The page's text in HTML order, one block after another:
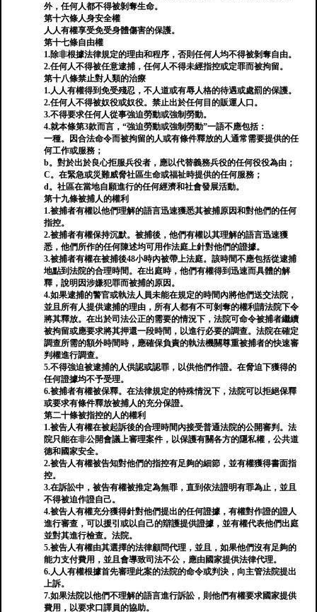
外，任何人都不得被剝奪生命。
第十六條人身安全權
人人有權享受免受身體傷害的保護。
第十七條自由權
1.除非根據法律規定的理由和程序，否則任何人均不得被剝奪自由。
2.任何人不得被任意逮捕，任何人不得未經指控或定罪而被拘留。
第十八條禁止對人類的治療
1.人人有權得到免受殘忍，不人道或有辱人格的待遇或處罰的保護。
2.任何人不得被奴役或奴役。禁止出於任何目的販運人口。
3.不得要求任何人從事強迫勞動或強制勞動。
4.就本條第3款而言，“強迫勞動或強制勞動”一語不應包括：
一種。因合法命令而被拘留的人或有條件釋放的人通常需要提供的任
何工作或服務；
b。對於出於良心拒服兵役者，應以代替義務兵役的任何役役為由；
C。在緊急或災難威脅社區生命或福祉時提供的任何服務；
d。社區在當地自願進行的任何經濟和社會發展活動。
第十九條被捕人的權利
1.被捕者有權以他們理解的語言迅速獲悉其被捕原因和對他們的任何
指控。
2.被捕者有權保持沉默。被捕後，他們有權以其理解的語言迅速獲
悉，他們所作的任何陳述均可用作法庭上針對他們的證據。
3.被捕者有權在被捕後48小時內被帶上法庭。該時間不應包括從逮捕
地點到法院的合理時間。在出庭時，他們有權得到迅速而具體的解
釋，說明因涉嫌犯罪而被捕的原因。
4.如果逮捕的警官或執法人員未能在規定的時間內將他們送交法院，
並且所有人提供逮捕的理由，所有人都有不可剝奪的權利請法院下令
將其釋放。在出於司法公正的需要的情況下，法院可命令被捕者繼續
被拘留或應要求將其押還一段時間，以進行必要的調查。法院在確定
調查所需的額外時間時，應確保負責的執法機關尊重被捕者的快速審
判權進行調查。
5.不得強迫被逮捕的人供認或認罪，以供他們作證。在脅迫下獲得的
任何證據均不予受理。
6.被捕者有權被保釋。在法律規定的特殊情況下，法院可以拒絕保釋
或要求有條件釋放被捕人的充分保證。
第二十條被指控的人的權利
1.被告人有權在被起訴後的合理時間內接受普通法院的公開審判。法
院只能在非公開會議上審理案件，以保護有關各方的隱私權，公共道
德和國家安全。
2.被告人有權被告知對他們的指控有足夠的細節，並有權獲得書面指
控。
3.在訴訟中，被告有權被推定為無罪，直到依法證明有罪為止，並且
不得被迫作證自己。
4.被告人有權充分獲得針對他們提出的任何證據，有權對作證的證人
進行審查，可以援引或以自己的辯護提供證據，並有權代表他們出庭
並對其進行檢查。法院。
5.被告人有權由其選擇的法律顧問代理，並且，如果他們沒有足夠的
能力支付費用，並且會導致司法不公，應由國家提供法律代理。
6.人人有權根據首先審理此案的法院的命令或判決，向主管法院提出
上訴。
7.如果法院以他們不理解的語言進行訴訟，則他們有權要求國家提供
費用，以要求口譯員的協助。